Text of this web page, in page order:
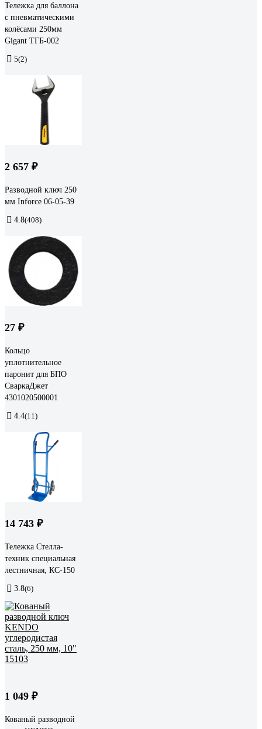
Тележка для баллона
с пневматическими
колёсами 250мм
Gigant ТГБ-002
5(2)
2 657 ₽
Разводной ключ 250
мм Inforce 06-05-39
4.8(408)
27 ₽
Кольцо
уплотнительное
паронит для БПО
СваркаДжет
4301020500001
4.4(11)
14 743 ₽
Тележка Стелла-
техник специальная
лестничная, КС-150
3.8(6)
1 049 ₽
Кованый разводной